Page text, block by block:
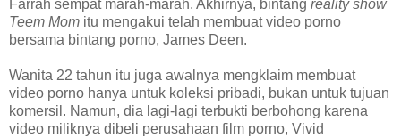
Farrah sempat marah-marah. Akhirnya, bintang reality show
Teem Mom itu mengakui telah membuat video porno
bersama bintang porno, James Deen.
Wanita 22 tahun itu juga awalnya mengklaim membuat
video porno hanya untuk koleksi pribadi, bukan untuk tujuan
komersil. Namun, dia lagi-lagi terbukti berbohong karena
video miliknya dibeli perusahaan film porno, Vivid